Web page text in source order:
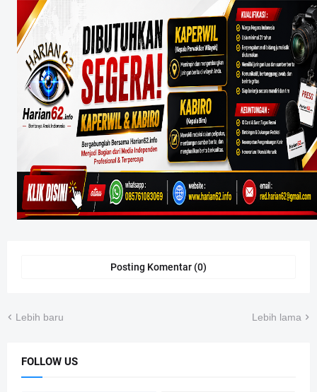
Posting Komentar (0)
Lebih baru Lebih lama
FOLLOW US